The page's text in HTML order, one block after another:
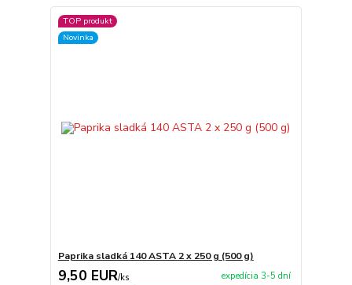
TOP produkt
Novinka
Paprika sladká 140 ASTA 2 x 250 g (500 g)
9,50 EUR/ks expedícia 3-5 dní